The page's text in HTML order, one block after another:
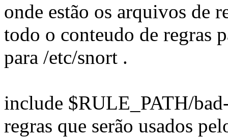
onde estão os arquivos de
todo o conteudo de regras
para /etc/snort .
include $RULE_PATH/
regras que serão usados